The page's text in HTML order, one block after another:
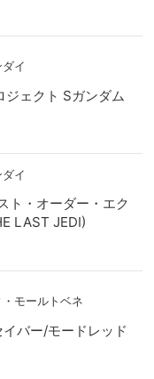
イ
ジェクト Sガンダム
イ
ト・オーダー・エク
LAST JEDI)
・モールトベネ
バー/モードレッド